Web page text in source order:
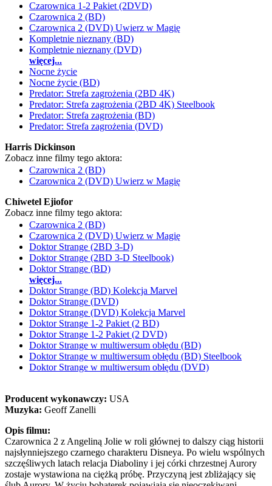
Czarownica 1-2 Pakiet (2DVD)
Czarownica 2 (BD)
Czarownica 2 (DVD) Uwierz w Magię
Kompletnie nieznany (BD)
Kompletnie nieznany (DVD)
więcej...
Nocne życie
Nocne życie (BD)
Predator: Strefa zagrożenia (2BD 4K)
Predator: Strefa zagrożenia (2BD 4K) Steelbook
Predator: Strefa zagrożenia (BD)
Predator: Strefa zagrożenia (DVD)
Harris Dickinson
Zobacz inne filmy tego aktora:
Czarownica 2 (BD)
Czarownica 2 (DVD) Uwierz w Magię
Chiwetel Ejiofor
Zobacz inne filmy tego aktora:
Czarownica 2 (BD)
Czarownica 2 (DVD) Uwierz w Magię
Doktor Strange (2BD 3-D)
Doktor Strange (2BD 3-D Steelbook)
Doktor Strange (BD)
więcej...
Doktor Strange (BD) Kolekcja Marvel
Doktor Strange (DVD)
Doktor Strange (DVD) Kolekcja Marvel
Doktor Strange 1-2 Pakiet (2 BD)
Doktor Strange 1-2 Pakiet (2 DVD)
Doktor Strange w multiwersum obłędu (BD)
Doktor Strange w multiwersum obłędu (BD) Steelbook
Doktor Strange w multiwersum obłędu (DVD)
Producent wykonawczy: USA
Muzyka: Geoff Zanelli
Opis filmu:
Czarownica 2 z Angeliną Jolie w roli głównej to dalszy ciąg historii
najsłynniejszego czarnego charakteru Disneya. Po wielu wspólnych
szczęśliwych latach relacja Diaboliny i jej córki chrzestnej Aurory
zostaje wystawiona na ciężką próbę. Przyczyną jest zbliżający się